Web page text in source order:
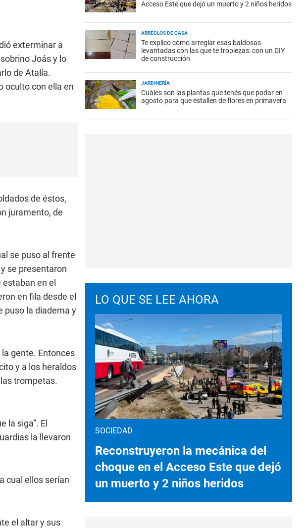
exterminar a
Joás y lo
de Atalía.
oculto con ella en
de éstos,
juramento, de
se puso al frente
se presentaron
en el
en fila desde el
puso la diadema y
gente. Entonces
y a los heraldos
trompetas.
la siga”. El
la llevaron
cual ellos serían
el altar y sus
Acceso Este que dejó un muerto y 2 niños heridos
ARREGLOS DE CASA
Te explico cómo arreglar esas baldosas
levantadas con las que te tropiezas: con un DIY
de construcción
JARDINERÍA
Cuáles son las plantas que tenés que podar en
agosto para que estallen de flores en primavera
LO QUE SE LEE AHORA
SOCIEDAD
Reconstruyeron la mecánica del
choque en el Acceso Este que dejó
un muerto y 2 niños heridos